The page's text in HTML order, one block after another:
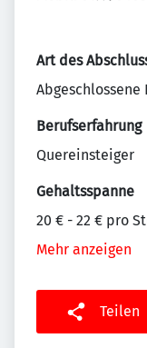
Art des
Berufserfahrung
Quereinsteiger
Gehaltsspanne
20 € - 22 € pro
Mehr anzeigen
Teilen